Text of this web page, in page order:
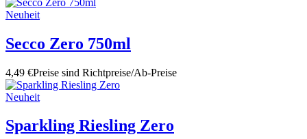
Neuheit
Secco Zero 750ml
4,49 €Preise sind Richtpreise/Ab-Preise
Neuheit
Sparkling Riesling Zero